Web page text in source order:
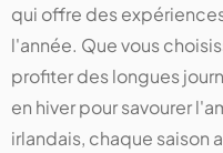
qui offre des
l'année. Que vous
profiter des longues
en hiver pour savourer
irlandais, chaque saison